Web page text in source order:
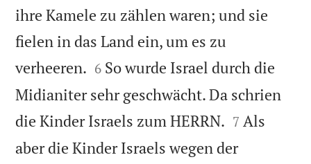
ihre Kamele zu zählen waren; und sie
fielen in das Land ein, um es zu
verheeren. 

6 So wurde Israel durch die
Midianiter sehr geschwächt. Da schrien
die Kinder Israels zum HERRN. 

7 Als
aber die Kinder Israels wegen der